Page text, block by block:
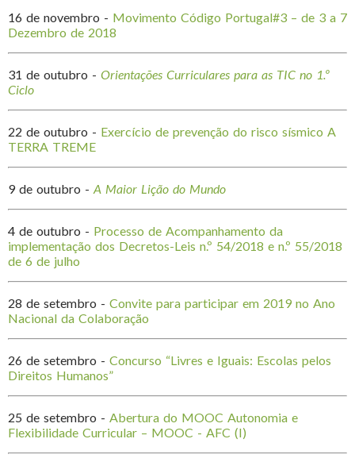
16 de novembro - Movimento Código Portugal#3 – de 3 a 7
Dezembro de 2018
31 de outubro - Orientações Curriculares para as TIC no 1.º
Ciclo
22 de outubro - Exercício de prevenção do risco sísmico A
TERRA TREME
9 de outubro - A Maior Lição do Mundo
4 de outubro - Processo de Acompanhamento da
implementação dos Decretos-Leis n.º 54/2018 e n.º 55/2018
de 6 de julho
28 de setembro - Convite para participar em 2019 no Ano
Nacional da Colaboração
26 de setembro - Concurso “Livres e Iguais: Escolas pelos
Direitos Humanos”
25 de setembro - Abertura do MOOC Autonomia e
Flexibilidade Curricular – MOOC - AFC (I)